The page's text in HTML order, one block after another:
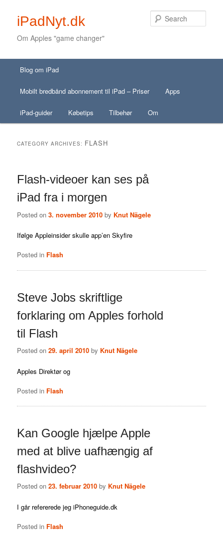
iPadNyt.dk
Om Apples "game changer"
Secondary menu
Skip to primary content
Skip to secondary content
Skip to primary content
Skip to secondary content
Blog om iPad
Mobilt bredbånd abonnement til iPad – Priser Apps
iPad-guider Købetips Tilbehør Om
CATEGORY ARCHIVES: FLASH
Flash-videoer kan ses på
iPad fra i morgen
Posted on3. november 2010 by Knut Nägele
Ifølge Appleinsider skulle app’en Skyfire
Posted in Flash
Steve Jobs skriftlige
forklaring om Apples forhold
til Flash
Posted on29. april 2010 by Knut Nägele
Apples Direktør og
Posted in Flash
Kan Google hjælpe Apple
med at blive uafhængig af
flashvideo?
Posted on23. februar 2010 by Knut Nägele
I går refererede jeg iPhoneguide.dk
Posted in Flash